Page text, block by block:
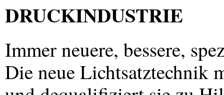
DRUCKINDUSTRIE
Immer neuere, bessere,
Die neue Lichtsatztechnik